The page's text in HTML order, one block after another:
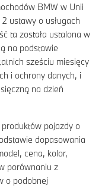
BMW w Unii
ustawy o usługach
ta została ustalona w
na podstawie
sześciu miesięcy
i ochrony danych, i
na dzień
pojazdy o
dopasowania
cena, kolor,
porównaniu z
o podobnej